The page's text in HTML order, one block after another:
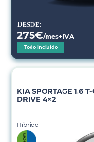
Desde:
275€/mes+IVA
Todo incluido
KIA SPORTAGE 1.6
DRIVE 4×2
Híbrido